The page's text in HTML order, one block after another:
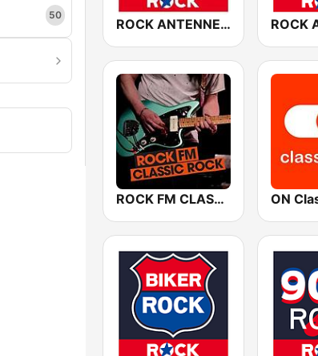
50
ROCK ANTENNE Melodic Rock
ROCK FM CLASSIC ROCK ON